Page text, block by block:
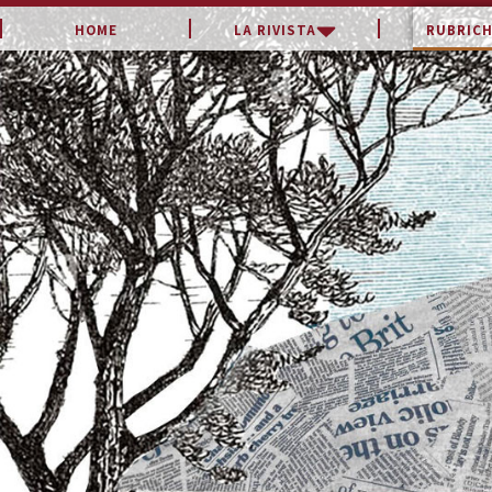
HOME LA RIVISTA